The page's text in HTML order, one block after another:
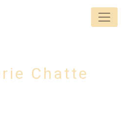
Chatte